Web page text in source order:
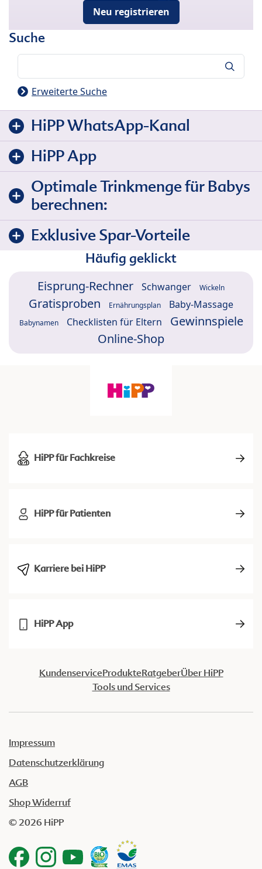
Neu registrieren
Suche
Erweiterte Suche
HiPP WhatsApp-Kanal
HiPP App
Optimale Trinkmenge für Babys
berechnen:
Exklusive Spar-Vorteile
Häufig geklickt
Eisprung-Rechner Schwanger Wickeln
Gratisproben Ernährungsplan Baby-Massage
Babynamen Checklisten für Eltern
Gewinnspiele
Online-Shop
HiPP für Fachkreise
HiPP für Patienten
Karriere bei HiPP
HiPP App
KundenserviceProdukteRatgeberÜber HiPP
Tools und Services
Impressum
Datenschutzerklärung
AGB
Shop Widerruf
© 2026 HiPP